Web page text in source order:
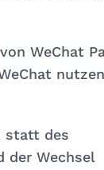
WeChat
statt des
der Wechsel